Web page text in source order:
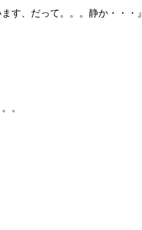
す、だって。。。静か・・・』
。